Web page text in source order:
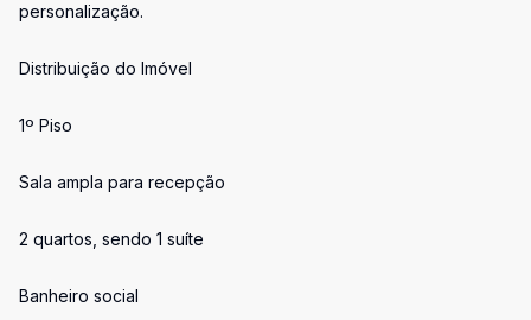
personalização.
Distribuição do Imóvel
1º Piso
Sala ampla para recepção
2 quartos, sendo 1 suíte
Banheiro social